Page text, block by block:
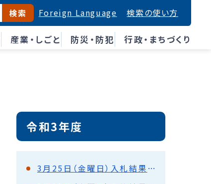
産業・しごと 防災・防犯 行政・まちづくり
検索 Foreign Language 検索の使い方
令和3年度
3月25日（金曜日）入札結果（都市建設部）